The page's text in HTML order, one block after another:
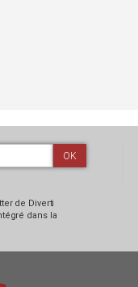
OK
de Diverti
dans la